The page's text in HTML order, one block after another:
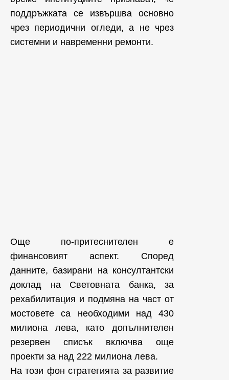
поддръжката се извършва основно
чрез периодични огледи, а не чрез
системни и навременни ремонти.
Още по-притеснителен е
финансовият аспект. Според
данните, базирани на консултантски
доклад на Световната банка, за
рехабилитация и подмяна на част от
мостовете са необходими над 430
милиона лева, като допълнителен
резервен списък включва още
проекти за над 222 милиона лева.
На този фон стратегията за развитие